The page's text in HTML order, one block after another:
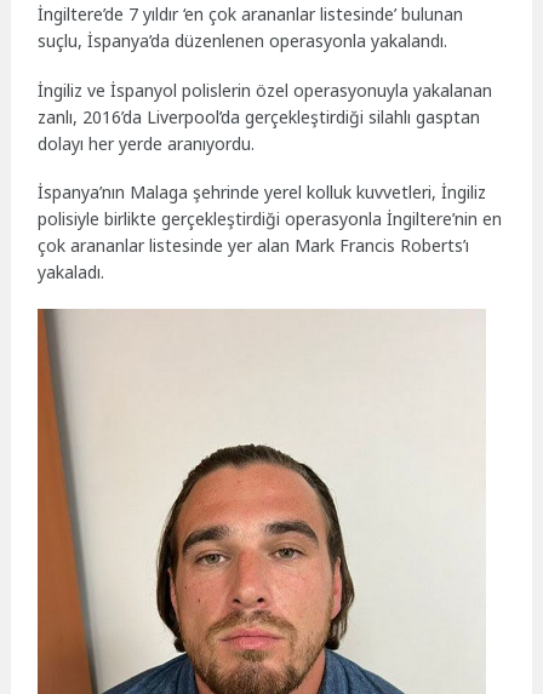
İngiltere’de 7 yıldır ‘en çok arananlar listesinde’ bulunan
suçlu, İspanya’da düzenlenen operasyonla yakalandı.
İngiliz ve İspanyol polislerin özel operasyonuyla yakalanan
zanlı, 2016’da Liverpool’da gerçekleştirdiği silahlı gasptan
dolayı her yerde aranıyordu.
İspanya’nın Malaga şehrinde yerel kolluk kuvvetleri, İngiliz
polisiyle birlikte gerçekleştirdiği operasyonla İngiltere’nin en
çok arananlar listesinde yer alan Mark Francis Roberts’ı
yakaladı.